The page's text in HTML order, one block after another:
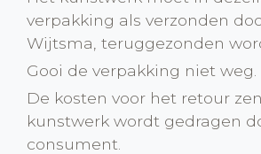
verpakking als verzonden
Wijtsma, teruggezonden
Gooi de verpakking niet weg.
De kosten voor het retour
kunstwerk wordt gedragen
consument.